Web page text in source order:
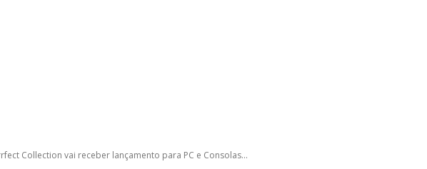
Collection vai receber lançamento para PC e Consolas...